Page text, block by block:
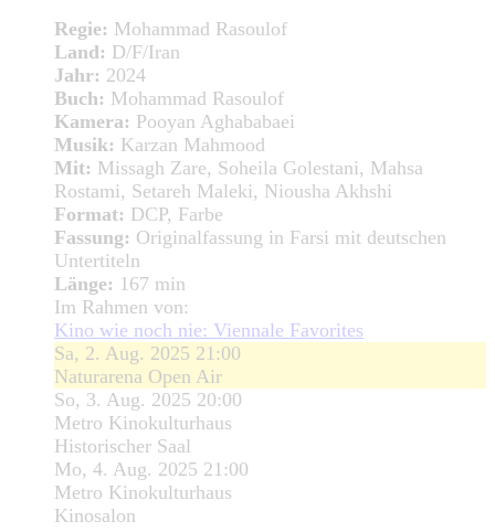
Regie: Mohammad Rasoulof
Land: D/F/Iran
Jahr: 2024
Buch: Mohammad Rasoulof
Kamera: Pooyan Aghababaei
Musik: Karzan Mahmood
Mit: Missagh Zare, Soheila Golestani, Mahsa
Rostami, Setareh Maleki, Niousha Akhshi
Format: DCP, Farbe
Fassung: Originalfassung in Farsi mit deutschen
Untertiteln
Länge: 167 min
Im Rahmen von:
Kino wie noch nie: Viennale Favorites
Sa, 2. Aug. 2025 21:00
Naturarena Open Air
So, 3. Aug. 2025 20:00
Metro Kinokulturhaus
Historischer Saal
Mo, 4. Aug. 2025 21:00
Metro Kinokulturhaus
Kinosalon